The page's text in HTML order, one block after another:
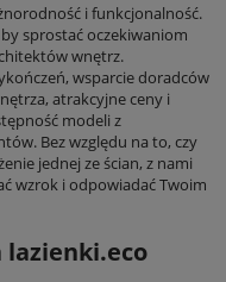
i funkcjonalność.
sprostać oczekiwaniom
wnętrz.
wsparcie doradców
atrakcyjne ceny i
modeli z
Bez względu na to, czy
jednej ze ścian, z nami
wzrok i odpowiadać Twoim
lazienki.eco